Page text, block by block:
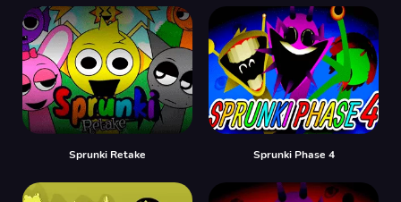
Sprunki Retake Sprunki Phase 4